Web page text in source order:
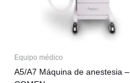
Equipo médico
A5/A7 Máquina de anestesia –